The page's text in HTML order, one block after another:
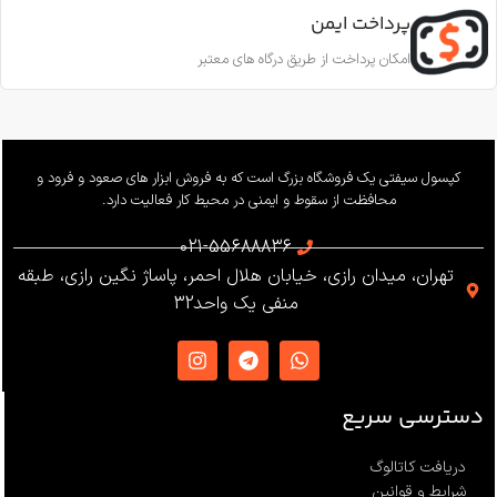
EN12841-A
ساخت ترکیه
11.5 تا 10.5 میلی‌متر
وزن 655 گرم
استاندارد
EN12841 ،EN341 ،ANSI Z359
،NFPA1983
ساخت
پرداخت ایمن
امکان پرداخت از طریق درگاه های معتبر
کپسول سیفتی یک فروشگاه بزرگ است که به فروش ابزار های صعود و فرود و
محافظت از سقوط و ایمنی در محیط کار فعالیت دارد.
021-55688836
تهران، میدان رازی، خیابان هلال احمر، پاساژ نگین رازی، طبقه
منفی یک واحد32
دسترسی سریع
دریافت کاتالوگ
شرایط و قوانین